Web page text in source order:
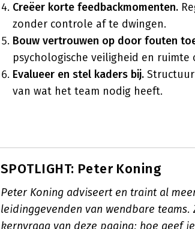
Creëer korte feedbackmomenten.
zonder controle af te dwingen.
Bouw vertrouwen op door fouten
psychologische veiligheid en ruimte
Evalueer en stel kaders bij.
van wat het team nodig heeft.
SPOTLIGHT: Peter Koning
Peter Koning adviseert en traint al
leidinggevenden van wendbare
kernvraag van deze pagina: hoe geef